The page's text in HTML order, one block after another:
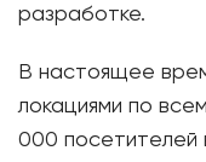
разработке.
В настоящее
локациями по
000 посетителей